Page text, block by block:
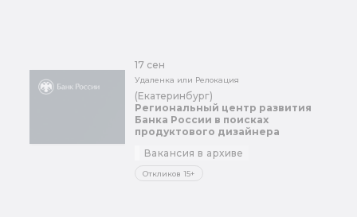
17 сен
Удаленка или Релокация
(Екатеринбург)
Региональный центр развития
Банка России в поисках
продуктового дизайнера
Вакансия в архиве
Откликов 15+